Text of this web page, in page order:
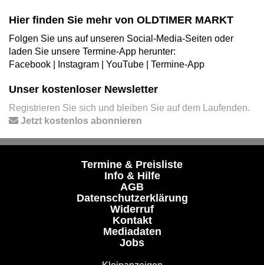
Hier finden Sie mehr von OLDTIMER MARKT
Folgen Sie uns auf unseren Social-Media-Seiten oder
laden Sie unsere Termine-App herunter:
Facebook
Instagram YouTube Termine-App
Unser kostenloser Newsletter
Registrieren Sie sich und bleiben Sie auf dem Laufenden.
Jetzt kostenlos abonnieren
Termine & Preisliste
Info & Hilfe
AGB
Datenschutzerklärung
Widerruf
Kontakt
Mediadaten
Jobs